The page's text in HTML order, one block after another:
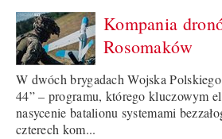
Kompania
Rosomaków
W dwóch brygadach Wojska
44” – programu, którego kluczowym
nasycenie batalionu systemami
czterech kom...